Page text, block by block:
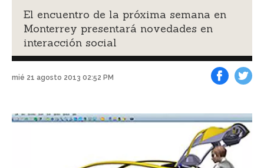
El encuentro de la próxima semana en
Monterrey presentará novedades en
interacción social
mié 21 agosto 2013 02:52 PM